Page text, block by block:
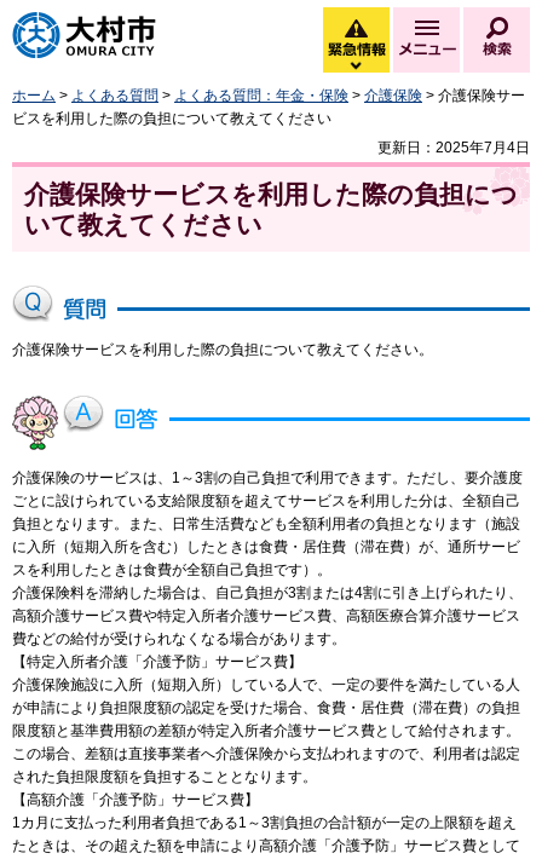
大村市
緊急情報
緊急情報を開く
メニュー
ホーム > よくある質問 > よくある質問：年金・保険 > 介護保険 > 介護保険サー
ビスを利用した際の負担について教えてください
更新日：2025年7月4日
介護保険サービスを利用した際の負担につ
いて教えてください
介護保険サービスを利用した際の負担について教えてください。
介護保険のサービスは、1～3割の自己負担で利用できます。ただし、要介護度
ごとに設けられている支給限度額を超えてサービスを利用した分は、全額自己
負担となります。また、日常生活費なども全額利用者の負担となります（施設
に入所（短期入所を含む）したときは食費・居住費（滞在費）が、通所サービ
スを利用したときは食費が全額自己負担です）。
介護保険料を滞納した場合は、自己負担が3割または4割に引き上げられたり、
高額介護サービス費や特定入所者介護サービス費、高額医療合算介護サービス
費などの給付が受けられなくなる場合があります。
【特定入所者介護「介護予防」サービス費】
介護保険施設に入所（短期入所）している人で、一定の要件を満たしている人
が申請により負担限度額の認定を受けた場合、食費・居住費（滞在費）の負担
限度額と基準費用額の差額が特定入所者介護サービス費として給付されます。
この場合、差額は直接事業者へ介護保険から支払われますので、利用者は認定
された負担限度額を負担することとなります。
【高額介護「介護予防」サービス費】
1カ月に支払った利用者負担である1～3割負担の合計額が一定の上限額を超え
たときは、その超えた額を申請により高額介護「介護予防」サービス費として